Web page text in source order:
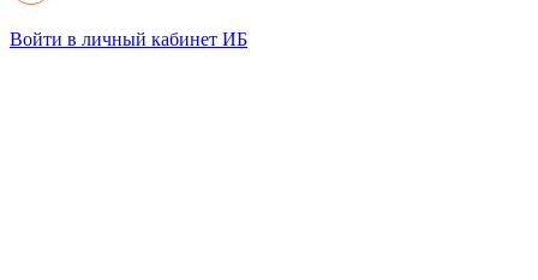
Войти в личный кабинет ИБ